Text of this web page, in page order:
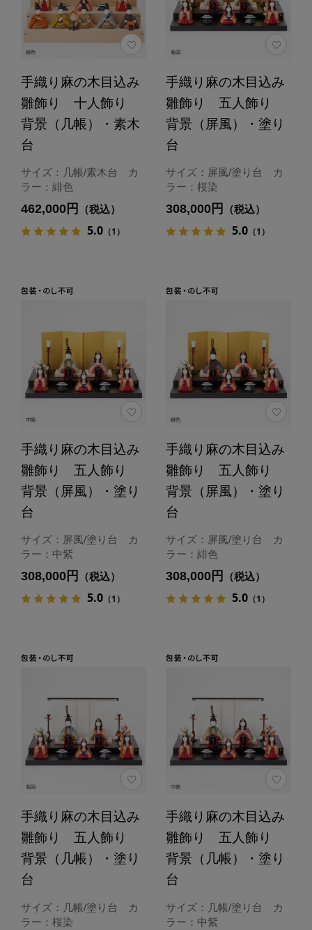
手織り麻の木目込み
雛飾り 十人飾り
背景（几帳）・素木
台
サイズ：几帳/素木台 カ
ラー：緋色
462,000円 （税込）
5.0（1）
手織り麻の木目込み
雛飾り 五人飾り
背景（屏風）・塗り
台
サイズ：屏風/塗り台 カ
ラー：桜染
308,000円 （税込）
5.0（1）
手織り麻の木目込み
雛飾り 五人飾り
背景（屏風）・塗り
台
サイズ：屏風/塗り台 カ
ラー：中紫
308,000円 （税込）
5.0（1）
手織り麻の木目込み
雛飾り 五人飾り
背景（屏風）・塗り
台
サイズ：屏風/塗り台 カ
ラー：緋色
308,000円 （税込）
5.0（1）
手織り麻の木目込み
雛飾り 五人飾り
背景（几帳）・塗り
台
サイズ：几帳/塗り台 カ
ラー：桜染
手織り麻の木目込み
雛飾り 五人飾り
背景（几帳）・塗り
台
サイズ：几帳/塗り台 カ
ラー：中紫